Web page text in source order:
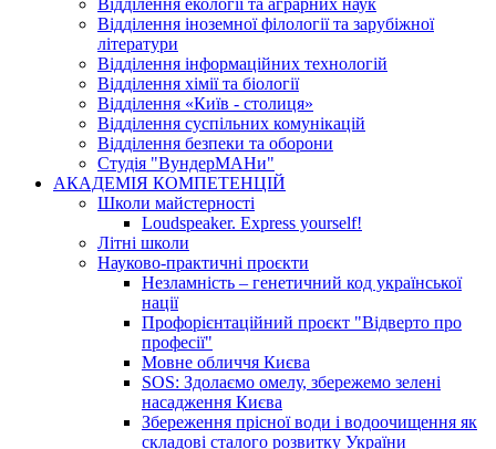
Відділення екології та аграрних наук
Відділення іноземної філології та зарубіжної
літератури
Відділення інформаційних технологій
Відділення хімії та біології
Відділення «Київ - столиця»
Відділення суспільних комунікацій
Відділення безпеки та оборони
Студія "ВундерМАНи"
АКАДЕМІЯ КОМПЕТЕНЦІЙ
Школи майстерності
Loudspeaker. Express yourself!
Літні школи
Науково-практичні проєкти
Незламність – генетичний код української
нації
Профорієнтаційний проєкт "Відверто про
професії"
Мовне обличчя Києва
SOS: Здолаємо омелу, збережемо зелені
насадження Києва
Збереження прісної води і водоочищення як
складові сталого розвитку України